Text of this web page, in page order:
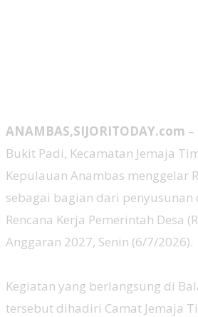
ANAMBAS,SIJORITODAY.com
Bukit Padi, Kecamatan Jemaja
Kepulauan Anambas menggelar
sebagai bagian dari penyusunan
Rencana Kerja Pemerintah Desa
Anggaran 2027, Senin (6/7/2026).
‎Kegiatan yang berlangsung di
tersebut dihadiri Camat Jemaja